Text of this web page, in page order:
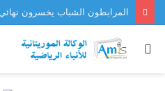
المرابطون الشباب يخسرون
بحث